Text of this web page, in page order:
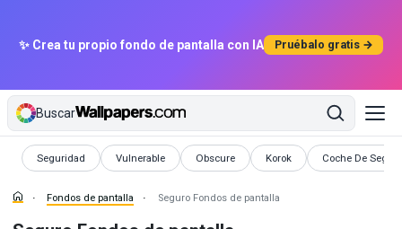
✨ Crea tu propio fondo de pantalla con IA Pruébalo gratis →
Buscar
Seguridad
Fondos de pantallaVulnerable
Fondos de pantallaObscure
Fondos de pantalla
Korok
Fondos de pantalla
Coche De
Fondos de
Fondos de pantalla Seguro Fondos de pantalla